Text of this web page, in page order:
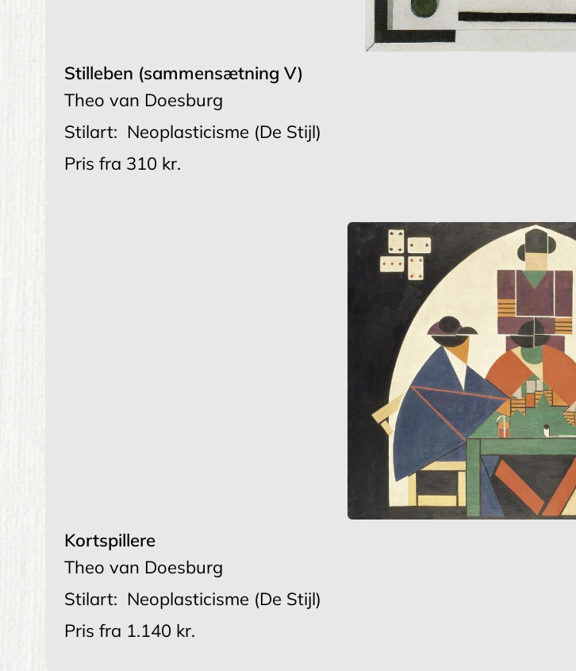
Stilleben (sammensætning V)
Theo van Doesburg
Stilart: Neoplasticisme (De Stijl)
Pris fra 310 kr.
Kortspillere
Theo van Doesburg
Stilart: Neoplasticisme (De Stijl)
Pris fra 1.140 kr.